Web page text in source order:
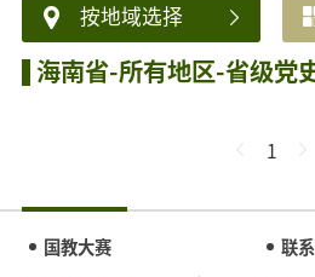
按地域选择
海南省-所有地区-省级党
1
国教大赛 联